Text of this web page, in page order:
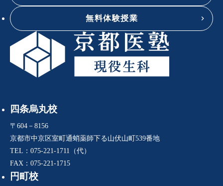
無料体験授業
四条烏丸校
〒604－8156
京都市中京区室町通蛸薬師下る山伏山町539番地
TEL：075-221-1711（代）
FAX：075-221-1715
円町校